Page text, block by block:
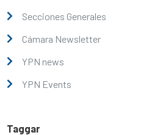
Secciones Generales
Cámara Newsletter
YPN news
YPN Events
Taggar